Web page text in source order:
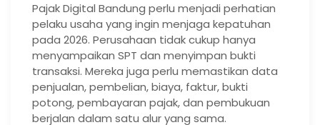
Pajak Digital Bandung perlu menjadi perhatian
pelaku usaha yang ingin menjaga kepatuhan
pada 2026. Perusahaan tidak cukup hanya
menyampaikan SPT dan menyimpan bukti
transaksi. Mereka juga perlu memastikan data
penjualan, pembelian, biaya, faktur, bukti
potong, pembayaran pajak, dan pembukuan
berjalan dalam satu alur yang sama.